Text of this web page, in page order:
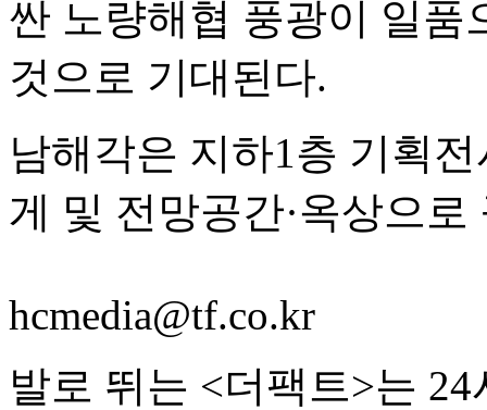
싼 노량해협 풍광이 일품
것으로 기대된다.
남해각은 지하1층 기획
게 및 전망공간·옥상으로
hcmedia@tf.co.kr
발로 뛰는 <더팩트>는